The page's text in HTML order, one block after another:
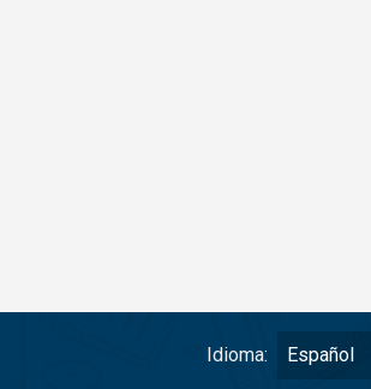
Idioma: Español